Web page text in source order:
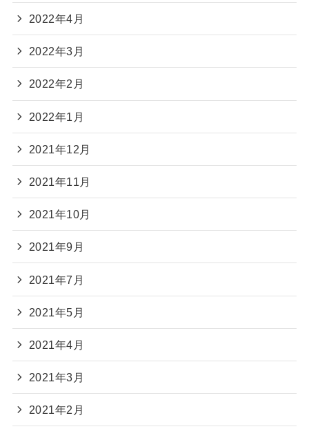
2022年4月
2022年3月
2022年2月
2022年1月
2021年12月
2021年11月
2021年10月
2021年9月
2021年7月
2021年5月
2021年4月
2021年3月
2021年2月